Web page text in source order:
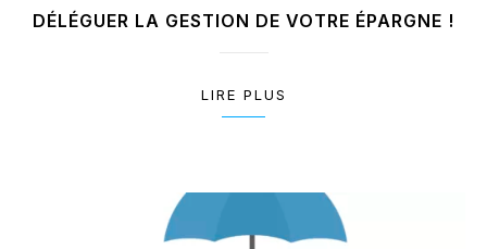
DÉLÉGUER LA GESTION DE VOTRE ÉPARGNE !
LIRE PLUS